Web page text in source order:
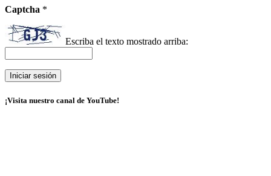
Captcha *
Escriba el texto mostrado arriba:
¡Visita nuestro canal de YouTube!